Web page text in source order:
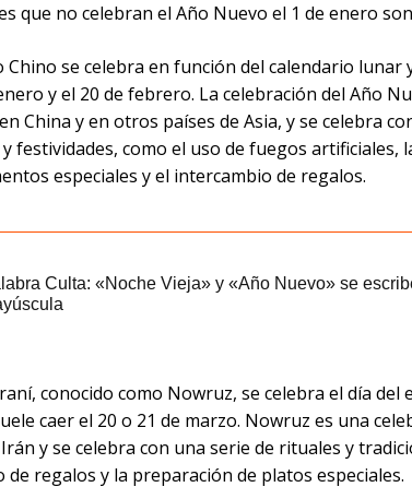
que no celebran el Año Nuevo el 1 de enero
Chino se celebra en función del calendario lunar
y el 20 de febrero. La celebración del Año
China y en otros países de Asia, y se celebra
festividades, como el uso de fuegos artificiales,
especiales y el intercambio de regalos.
conocido como Nowruz, se celebra el día del
caer el 20 o 21 de marzo. Nowruz es una
y se celebra con una serie de rituales y
regalos y la preparación de platos especiales.